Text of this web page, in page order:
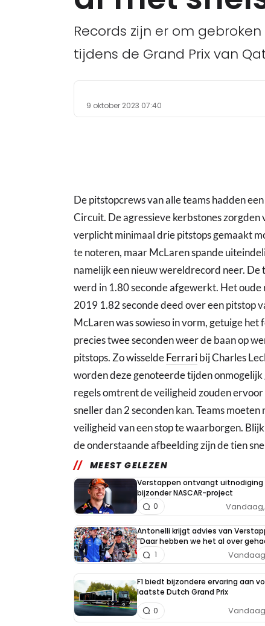
Records zijn er om
tijdens de Grand Prix van
9 oktober 2023 07:40
De pitstopcrews van alle teams hadden
Circuit. De agressieve kerbstones
verplicht minimaal drie pitstops gemaakt
te noteren, maar McLaren spande
namelijk een nieuw wereldrecord neer.
werd in 1.80 seconde afgewerkt. Het oude
2019 1.82 seconde deed over een pitstop
McLaren was sowieso in vorm, getuige
precies twee seconden weer de baan op
pitstops. Zo wisseldeFerraribij Charles
worden deze genoteerde tijden
regels omtrent de veiligheid zouden
sneller dan 2 seconden kan. Teams
veiligheid van een stop te waarborgen.
de onderstaande afbeelding zijn de tien
MEEST GELEZEN
Verstappen ontvangt uitnodiging
bijzonder NASCAR-project
0
Antonelli krijgt advies van
"Daar hebben we het al over
1
F1 biedt bijzondere ervaring aan
laatste Dutch Grand Prix
0